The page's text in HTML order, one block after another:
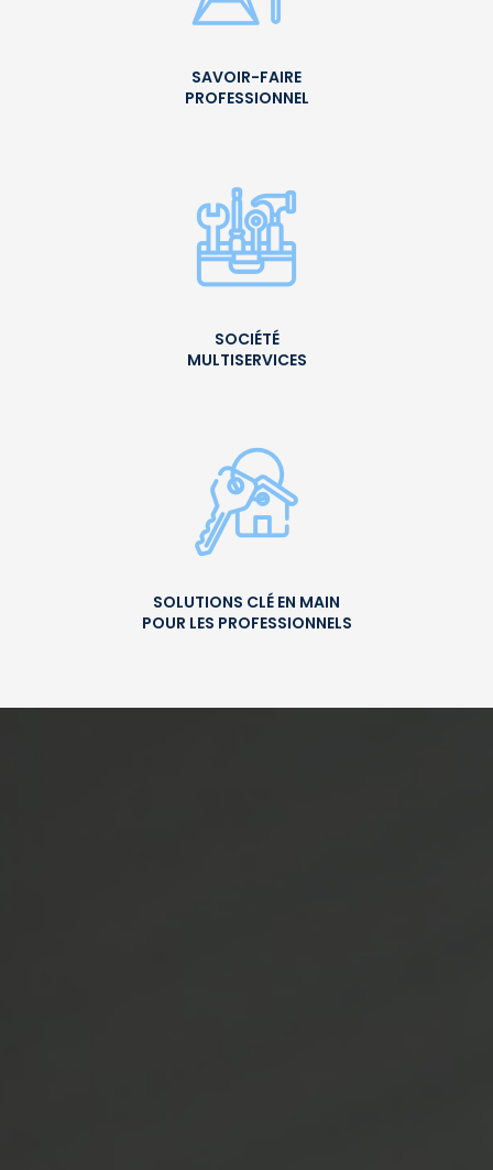
SAVOIR-FAIRE
PROFESSIONNEL
SOCIÉTÉ
MULTISERVICES
SOLUTIONS CLÉ EN MAIN
POUR LES PROFESSIONNELS